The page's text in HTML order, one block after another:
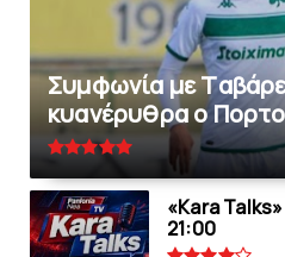
Συμφωνία με
κυανέρυθρα ο
«Kara
21:00